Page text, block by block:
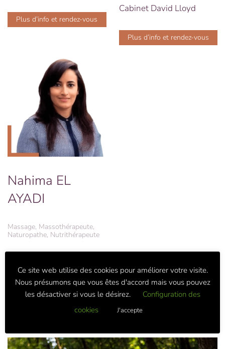
Plus d’info et rendez-vous
Cabinet David Lloyd
Plus d’info et rendez-vous
Nahima EL
AYADI
Massage, Massothérapeute,
Naturopathe, Nutrithérapeute
Plus d’info et rendez-vous
Ce site web utilise des cookies pour améliorer votre visite.
Nous présumons que vous êtes d'accord mais vous pouvez
les désactiver si vous le désirez.
Configuration des
cookies
J'accepte